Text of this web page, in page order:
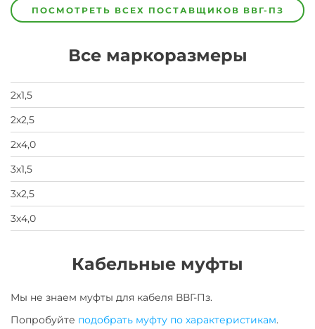
предпочел
скрыть
завод
ПОСМОТРЕТЬ ВСЕХ ПОСТАВЩИКОВ ВВГ-ПЗ
Все маркоразмеры
2х1,5
2х2,5
2х4,0
3х1,5
3х2,5
3х4,0
Кабельные муфты
Мы не знаем муфты для кабеля ВВГ-Пз.
Попробуйте подобрать муфту по характеристикам.